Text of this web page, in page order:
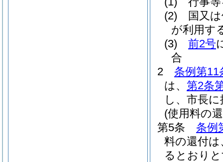
(2)
国又
が利用す
(3)
前2号
合
2
条例第11
は、 第2条
し、市長
(使用料の
第5条
条例
料の還付は
るとおり